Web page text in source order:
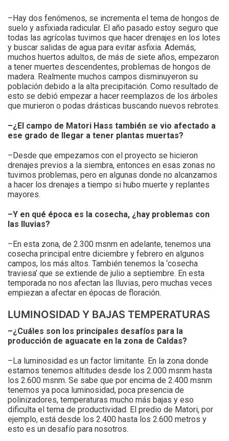
–Hay dos fenómenos, se incrementa el tema de hongos de
suelo y asfixiada radicular. El año pasado estoy seguro que
todas las agrícolas tuvimos que hacer drenajes en los lotes
y buscar salidas de agua para evitar asfixia. Además,
muchos huertos adultos, de más de siete años, empezaron
a tener muertes descendentes, problemas de hongos de
madera. Realmente muchos campos disminuyeron su
población debido a la alta precipitación. Como resultado de
esto se debió empezar a hacer reemplazos de los árboles
que murieron o podas drásticas buscando nuevos rebrotes.
–¿El campo de Matori Hass también se vio afectado a
ese grado de llegar a tener plantas muertas?
–Desde que empezamos con el proyecto se hicieron
drenajes previos a la siembra, entonces en esas zonas no
tuvimos problemas, pero en algunas donde no alcanzamos
a hacer los drenajes a tiempo si hubo muerte y replantes
mayores.
–Y en qué época es la cosecha, ¿hay problemas con
las lluvias?
–En esta zona, de 2.300 msnm en adelante, tenemos una
cosecha principal entre diciembre y febrero en algunos
campos, los más altos. También tenemos la ‘cosecha
traviesa’ que se extiende de julio a septiembre. En esta
temporada no nos afectan las lluvias, pero muchas veces
empiezan a afectar en épocas de floración.
LUMINOSIDAD Y BAJAS TEMPERATURAS
–¿Cuáles son los principales desafíos para la
producción de aguacate en la zona de Caldas?
–La luminosidad es un factor limitante. En la zona donde
estamos tenemos altitudes desde los 2.000 msnm hasta
los 2.600 msnm. Se sabe que por encima de 2.400 msnm
tenemos ya poca luminosidad, poca presencia de
polinizadores, temperaturas mucho más bajas y eso
dificulta el tema de productividad. El predio de Matori, por
ejemplo, está desde los 2.400 hasta los 2.600 metros y
esto es un desafío para nosotros.